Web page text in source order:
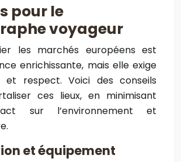
pour le
voyageur
les marchés européens est
enrichissante, mais elle exige
et respect. Voici des conseils
ces lieux, en minimisant
sur l’environnement et
et équipement